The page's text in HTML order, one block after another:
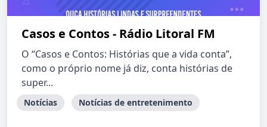
Casos e Contos - Rádio Litoral FM
O “Casos e Contos: Histórias que a vida conta”,
como o próprio nome já diz, conta histórias de
super...
Notícias Notícias de entretenimento